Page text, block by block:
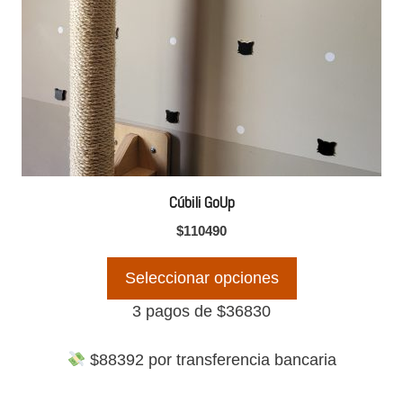
Cúbili GoUp
$110490
Seleccionar opciones
variantes.
opciones
pueden
3 pagos de $36830
$88392 por transferencia bancaria